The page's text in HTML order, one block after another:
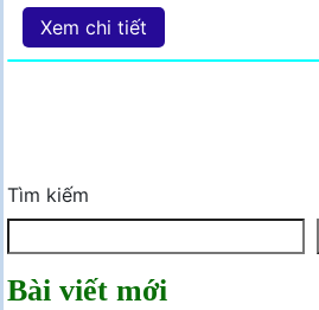
Xem chi tiết
Tìm kiếm
Bài viết mới